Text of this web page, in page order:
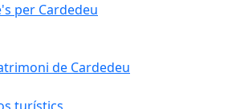
per Cardedeu
de Cardedeu